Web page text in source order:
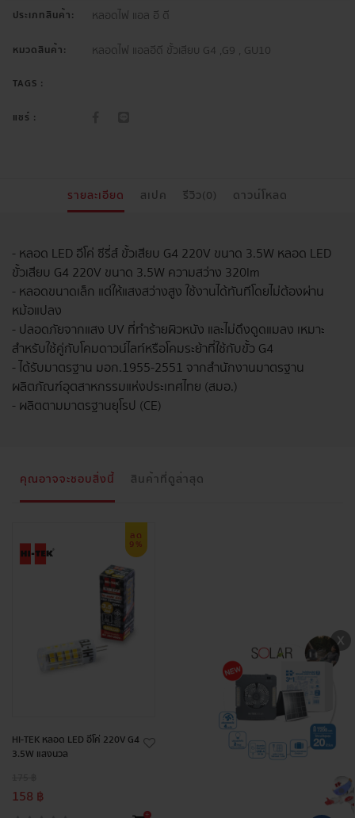
ประเภทสินค้า: หลอดไฟ แอล อี ดี
หมวดสินค้า: หลอดไฟ แอลอีดี ขั้วเสียบ G4 ,G9 , GU10
TAGS :
แชร์ :
รายละเอียด สเปค รีวิว(0) ดาวน์โหลด
- หลอด LED อีโค่ ซีรี่ส์ ขั้วเสียบ G4 220V ขนาด 3.5W หลอด LED
ขั้วเสียบ G4 220V ขนาด 3.5W ความสว่าง 320lm
- หลอดขนาดเล็ก แต่ให้แสงสว่างสูง ใช้งานได้ทันทีโดยไม่ต้องผ่าน
หม้อแปลง
- ปลอดภัยจากแสง UV ที่ทำร้ายผิวหนัง และไม่ดึงดูดแมลง เหมาะ
สำหรับใช้คู่กับโคมดาวน์ไลท์หรือโคมระย้าที่ใช้กับขั้ว G4
- ได้รับมาตรฐาน มอก.1955-2551 จากสำนักงานมาตรฐาน
ผลิตภัณฑ์อุตสาหกรรมแห่งประเทศไทย (สมอ.)
- ผลิตตามมาตรฐานยุโรป (CE)
คุณอาจจะชอบสิ่งนี้ สินค้าที่ดูล่าสุด
ลด
9%
HI-TEK หลอด LED อีโค่ 220V G4
3.5W แสงนวล
158 ฿
+